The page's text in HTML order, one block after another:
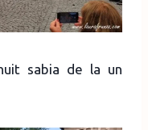
sabia de la un